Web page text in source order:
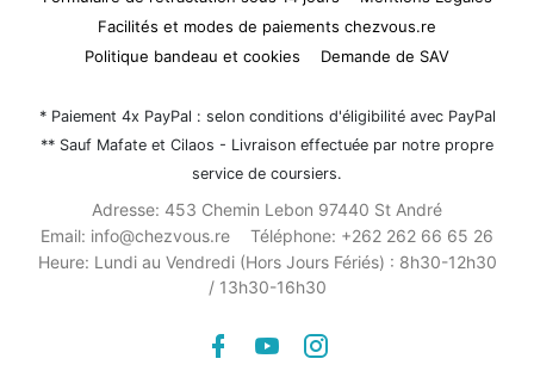
Facilités et modes de paiements chezvous.re
Politique bandeau et cookies
Demande de SAV
* Paiement 4x PayPal : selon conditions d'éligibilité avec PayPal
** Sauf Mafate et Cilaos - Livraison effectuée par notre propre
service de coursiers.
Adresse: 453 Chemin Lebon 97440 St André
Email: info@chezvous.re Téléphone: +262 262 66 65 26
Heure: Lundi au Vendredi (Hors Jours Fériés) : 8h30-12h30
/ 13h30-16h30